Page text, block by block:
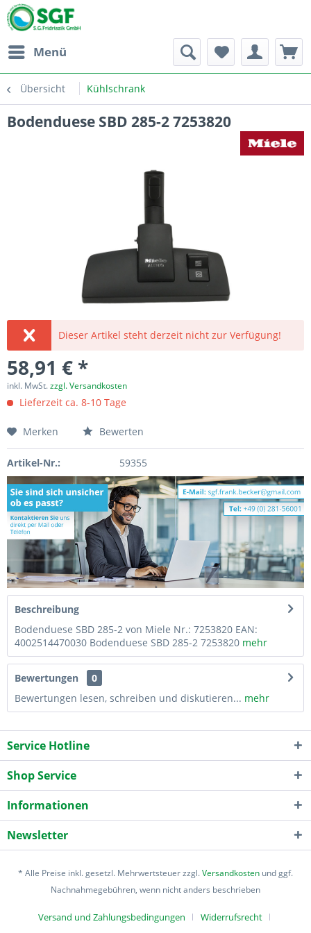
Menü
Übersicht Kühlschrank
Bodenduese SBD 285-2 7253820
Dieser Artikel steht derzeit nicht zur Verfügung!
58,91 € *
inkl. MwSt.zzgl. Versandkosten
Lieferzeit ca. 8-10 Tage
Merken Bewerten
Artikel-Nr.: 59355
Beschreibung
Bodenduese SBD 285-2 von Miele Nr.: 7253820 EAN:
4002514470030 Bodenduese SBD 285-2 7253820 mehr
Bewertungen
0
Bewertungen lesen, schreiben und diskutieren... mehr
Service Hotline
Shop Service
Informationen
Newsletter
* Alle Preise inkl. gesetzl. Mehrwertsteuer zzgl.Versandkosten und ggf.
Nachnahmegebühren, wenn nicht anders beschrieben
Versand und Zahlungsbedingungen Widerrufsrecht